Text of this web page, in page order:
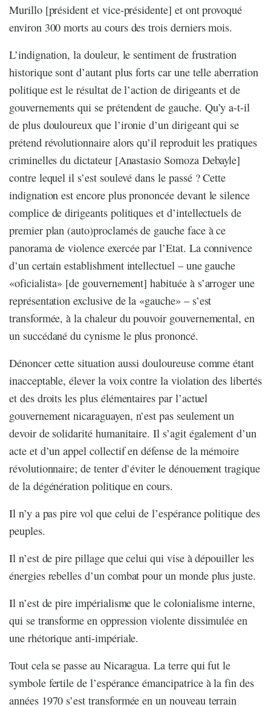
Murillo [président et vice-présidente] et ont provoqué
environ 300 morts au cours des trois derniers mois.
L’indignation, la douleur, le sentiment de frustration
historique sont d’autant plus forts car une telle aberration
politique est le résultat de l’action de dirigeants et de
gouvernements qui se prétendent de gauche. Qu’y a-t-il
de plus douloureux que l’ironie d’un dirigeant qui se
prétend révolutionnaire alors qu’il reproduit les pratiques
criminelles du dictateur [Anastasio Somoza Debayle]
contre lequel il s’est soulevé dans le passé ? Cette
indignation est encore plus prononcée devant le silence
complice de dirigeants politiques et d’intellectuels de
premier plan (auto)proclamés de gauche face à ce
panorama de violence exercée par l’Etat. La connivence
d’un certain establishment intellectuel – une gauche
«oficialista» [de gouvernement] habituée à s’arroger une
représentation exclusive de la «gauche» – s’est
transformée, à la chaleur du pouvoir gouvernemental, en
un succédané du cynisme le plus prononcé.
Dénoncer cette situation aussi douloureuse comme étant
inacceptable, élever la voix contre la violation des libertés
et des droits les plus élémentaires par l’actuel
gouvernement nicaraguayen, n’est pas seulement un
devoir de solidarité humanitaire. Il s’agit également d’un
acte et d’un appel collectif en défense de la mémoire
révolutionnaire; de tenter d’éviter le dénouement tragique
de la dégénération politique en cours.
Il n’y a pas pire vol que celui de l’espérance politique des
peuples.
Il n’est de pire pillage que celui qui vise à dépouiller les
énergies rebelles d’un combat pour un monde plus juste.
Il n’est de pire impérialisme que le colonialisme interne,
qui se transforme en oppression violente dissimulée en
une rhétorique anti-impériale.
Tout cela se passe au Nicaragua. La terre qui fut le
symbole fertile de l’espérance émancipatrice à la fin des
années 1970 s’est transformée en un nouveau terrain